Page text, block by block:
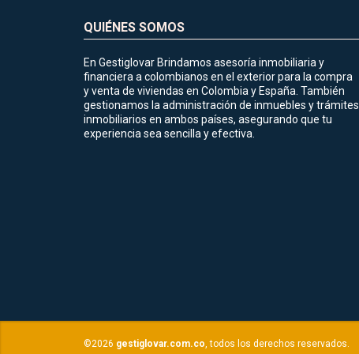
QUIÉNES SOMOS
En Gestiglovar Brindamos asesoría inmobiliaria y
financiera a colombianos en el exterior para la compra
y venta de viviendas en Colombia y España. También
gestionamos la administración de inmuebles y trámites
inmobiliarios en ambos países, asegurando que tu
experiencia sea sencilla y efectiva.
©2026 gestiglovar.com.co, todos los derechos reservados.